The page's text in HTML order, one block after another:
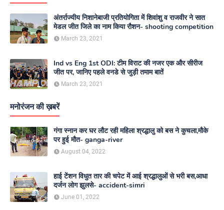
अंतर्राज्यीय निशानेबाजी प्रतियोगिता में शिवांशु व राजवीर ने सात
मेडल जीत जिले का नाम किया रौशन- shooting competition
March 23, 2021
Ind vs Eng 1st ODI: टीम विराट की नजर एक और सीरीज
जीत पर, जानिए पहले वनडे से जुड़ी तमाम बातें
March 23, 2021
मनोरंजन की ख़बरें
गंगा स्नान कर घर लौट रही महिला श्रद्धालु को बस ने कुचला,मौके
पर हुई मौत- ganga-river
August 04, 2022
हाई टेंशन विधुत तार की चपेट में आई श्रद्धालुओं से भरी बस,आधा
दर्जन लोग झुलसे- accident-simri
June 01, 2022